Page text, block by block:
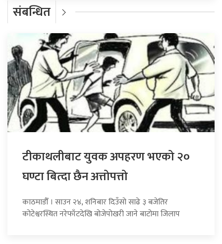
संबन्धित
टीकाथलीबाट युवक अपहरण भएको २०
घण्टा बित्दा छैन अत्तोपत्तो
काठमाडौँ । साउन २४, शनिबार दिउँसो साढे ३ बजेतिर
कोटेश्वरस्थित नरेफाँटदेखि बोजेपोखरी जाने बाटोमा जिलाप